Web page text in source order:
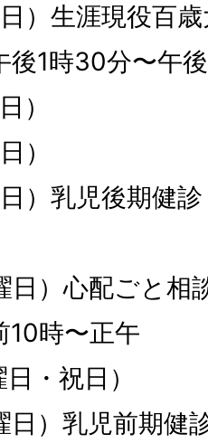
）生涯現役百
後1時30分〜午
）
）
）乳児後期健
日）心配ごと相
10時〜正午
・祝日）
日）乳児前期健